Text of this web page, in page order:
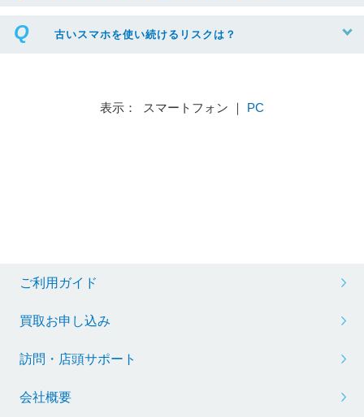
古いスマホを使い続けるリスクは？
表示： スマートフォン ｜ PC
ご利用ガイド
買取お申し込み
訪問・店頭サポート
会社概要